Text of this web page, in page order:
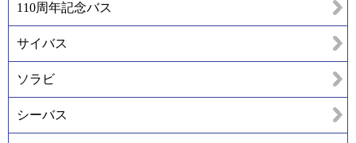
110周年記念バス
サイバス
ソラビ
シーバス